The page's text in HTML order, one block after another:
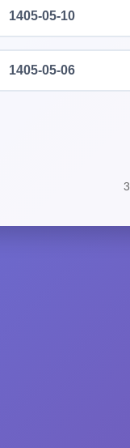
1405-05-10
1405-05-06